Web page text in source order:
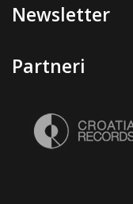
Newsletter
Partneri